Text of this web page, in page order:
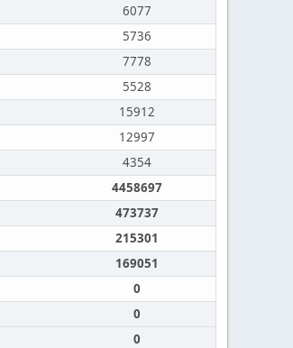
6077
5736
7778
5528
15912
12997
4354
4458697
473737
215301
169051
0
0
0